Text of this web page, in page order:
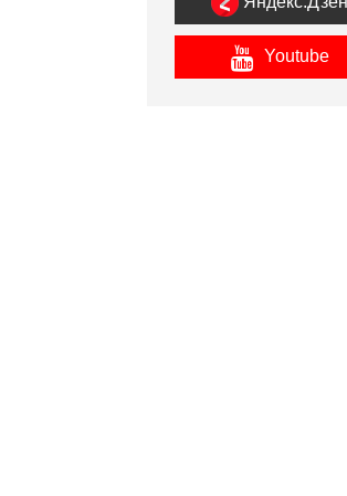
Youtube